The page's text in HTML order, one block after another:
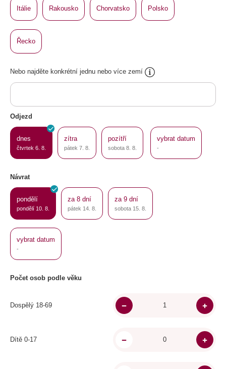
Itálie Rakousko Chorvatsko Polsko
Řecko
Nebo najděte konkrétní jednu nebo více zemí
Odjezd
dnes
čtvrtek 6. 8.
zítra
pátek 7. 8.
pozítří
sobota 8. 8.
vybrat datum
-
Návrat
pondělí
pondělí 10. 8.
za 8 dní
pátek 14. 8.
za 9 dní
sobota 15. 8.
vybrat datum
-
Počet osob podle věku
Dospělý 18-69
Dítě 0-17